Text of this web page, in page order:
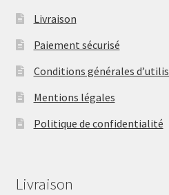
Livraison
Paiement sécurisé
Conditions générales
Mentions légales
Politique de confidentialité
Livraison